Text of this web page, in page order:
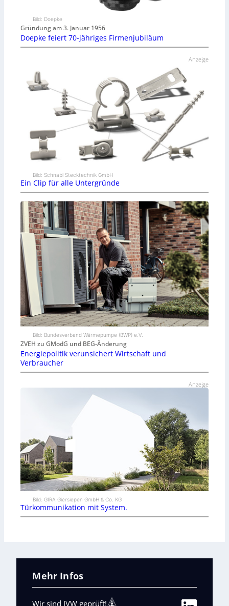
Bild: Doepke
Gründung am 3. Januar 1956
Doepke feiert 70-jähriges Firmenjubiläum
Anzeige
Bild: Schnabl Stecktechnik GmbH
Ein Clip für alle Untergründe
Bild: Bundesverband Wärmepumpe (BWP) e.V.
ZVEH zu GModG und BEG-Änderung
Energiepolitik verunsichert Wirtschaft und
Verbraucher
Anzeige
Bild: GIRA Giersiepen GmbH & Co. KG
Türkommunikation mit System.
Mehr Infos
Wir sind IVW geprüft!